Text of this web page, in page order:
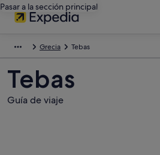
Pasar a la sección principal
Grecia Tebas
Tebas
Guía de viaje